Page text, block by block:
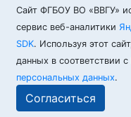
ВВГУ © 2026
Cайт ФГБОУ ВО «ВВГУ»
сервис веб-аналитики
SDK. Используя этот
данных в соответствии с
персональных данных.
Согласиться